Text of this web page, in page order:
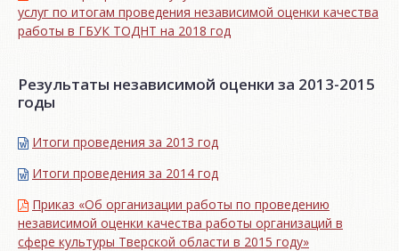
услуг по итогам проведения независимой оценки качества
работы в ГБУК ТОДНТ на 2018 год
Результаты независимой оценки за 2013-2015
годы
Итоги проведения за 2013 год
Итоги проведения за 2014 год
Приказ «Об организации работы по проведению
независимой оценки качества работы организаций в
сфере культуры Тверской области в 2015 году»